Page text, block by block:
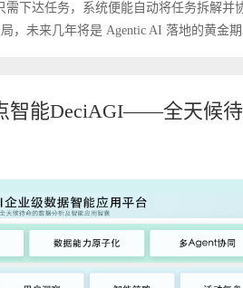
需下达任务，系统便能自动将任务拆解并
，未来几年将是 Agentic AI 落地的黄金
智能DeciAGI——全天候